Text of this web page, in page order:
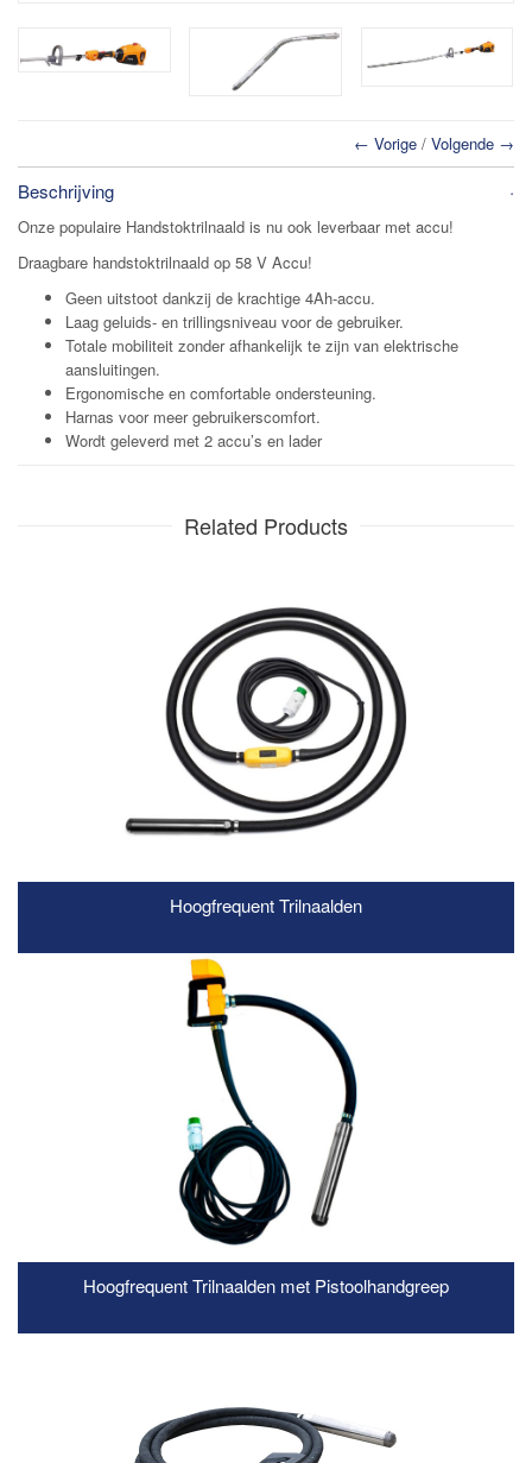
← Vorige / Volgende →
Beschrijving
Onze populaire Handstoktrilnaald is nu ook leverbaar met accu!
Draagbare handstoktrilnaald op 58 V Accu!
Geen uitstoot dankzij de krachtige 4Ah-accu.
Laag geluids- en trillingsniveau voor de gebruiker.
Totale mobiliteit zonder afhankelijk te zijn van elektrische
aansluitingen.
Ergonomische en comfortable ondersteuning.
Harnas voor meer gebruikerscomfort.
Wordt geleverd met 2 accu’s en lader
Related Products
Hoogfrequent Trilnaalden
Hoogfrequent Trilnaalden met Pistoolhandgreep